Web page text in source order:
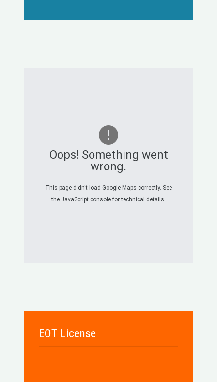
Oops! Something went
wrong.
This page didn't load Google Maps correctly. See
the JavaScript console for technical details.
EOT License